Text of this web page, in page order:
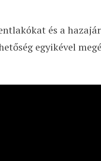
és a
egyikével